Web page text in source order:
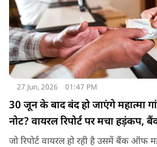
27 Jun, 2026 01:47 PM
30 जून के बाद बंद हो जाएंगे महात्मा
नोट? वायरल रिपोर्ट पर मचा हड़ंकप,
जो रिपोर्ट वायरल हो रही है उसमें बैंक ऑफ